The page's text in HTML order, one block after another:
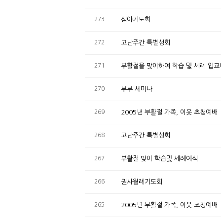
273 심야기도회
272 고난주간 특별성회
271 부활절을 맞이하여 학습 및 세례 입교
270 부부 세미나
269 2005년 부활절 가족, 이웃 초청예배
268 고난주간 특별성회
267 부활절 맞이 학습및 세례예식
266 권사월례기도회
265 2005년 부활절 가족, 이웃 초청예배